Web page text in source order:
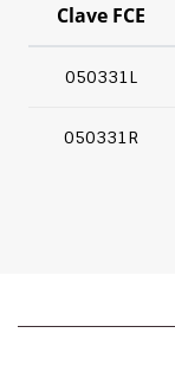
Clave FCE
050331L
050331R